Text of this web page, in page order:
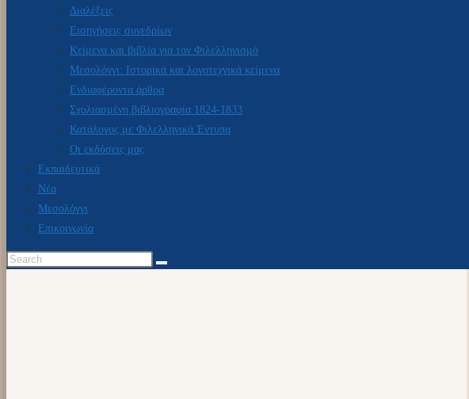
Διαλέξεις
Εισηγήσεις συνεδρίων
Κείμενα και βιβλία για τον Φιλελληνισμό
Μεσολόγγι: Ιστορικά και λογοτεχνικά κείμενα
Ενδιαφέροντα άρθρα
Σχολιασμένη βιβλιογραφία 1824-1833
Κατάλογος με Φιλελληνικά Έντυπα
Οι εκδόσεις μας
Εκπαιδευτικά
Νέα
Μεσολόγγι
Επικοινωνία